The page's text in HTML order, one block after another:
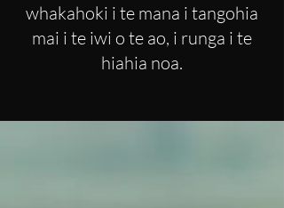
whakahoki i te mana i tangohia
mai i te iwi o te ao, i runga i te
hiahia noa.